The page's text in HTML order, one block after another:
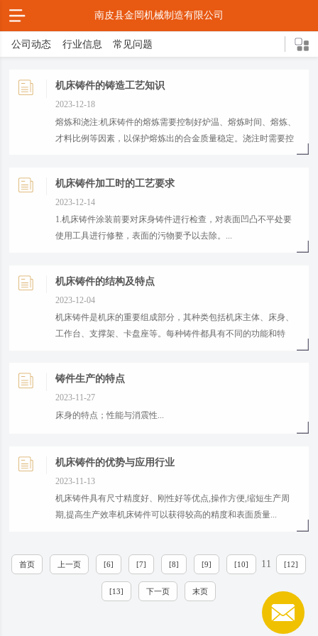
南皮县金岡机械制造有限公司
公司动态 行业信息 常见问题
机床铸件的铸造工艺知识
2023-12-18
熔炼和浇注:机床铸件的熔炼需要控制好炉温、熔炼时间、熔炼、
才料比例等因素，以保护熔炼出的合金质量稳定。浇注时需要控
机床铸件加工时的工艺要求
2023-12-14
1.机床铸件涂装前要对床身铸件进行检查，对表面凹凸不平处要
使用工具进行修整，表面的污物要予以去除。...
机床铸件的结构及特点
2023-12-04
机床铸件是机床的重要组成部分，其种类包括机床主体、床身、
工作台、支撑架、卡盘座等。每种铸件都具有不同的功能和特
铸件生产的特点
2023-11-27
床身的特点；性能与消震性...
机床铸件的优势与应用行业
2023-11-13
机床铸件具有尺寸精度好、刚性好等优点,操作方便,缩短生产周
期,提高生产效率机床铸件可以获得较高的精度和表面质量...
首页 上一页 [6] [7] [8] [9] [10] 11 [12]
[13] 下一页 末页